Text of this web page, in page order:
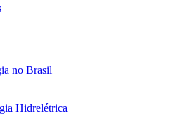
no Brasil
Hidrelétrica